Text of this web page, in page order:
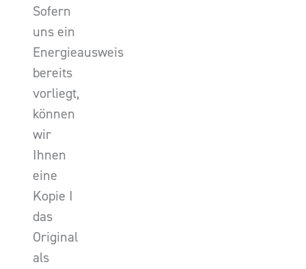
Sofern
uns ein
Energieausweis
bereits
vorliegt,
können
wir
Ihnen
eine
Kopie I
das
Original
als